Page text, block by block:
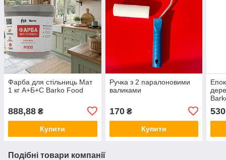
Фарба для стільниць Мат
1 кг А+Б+С Barko Food
888,88 ₴
Купити
Ручка з 2 паралоновими
валиками
170₴
Купити
530
Подібні товари компанії